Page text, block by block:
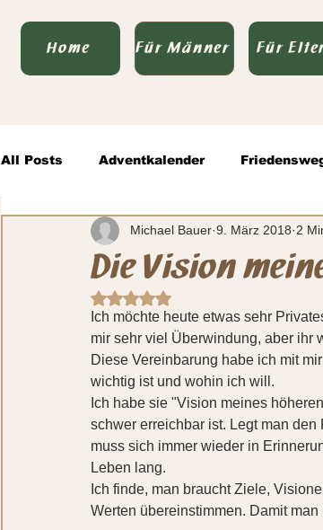
Home Für Männer Für
All Posts Adventkalender
Von Vater zu Vater wertvolle
Sprache des Seins & Politik
Die Vision
Michael Bauer 9. März 2018 2
Mit NaN von 5 Sternen bewertet.
Ich möchte heute etwas sehr
mir sehr viel Überwindung, aber ihr
Diese Vereinbarung habe ich mit
wichtig ist und wohin ich will.
Ich habe sie "Vision meines
schwer erreichbar ist. Legt man
muss sich immer wieder in
Leben lang.
Ich finde, man braucht Ziele,
Werten übereinstimmen. Damit